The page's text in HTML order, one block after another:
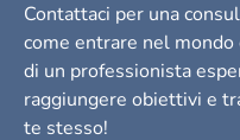
Contattaci per una
come entrare nel
di un professionista
raggiungere obiettivi e
te stesso!